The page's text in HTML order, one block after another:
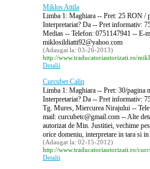
Miklos Attila
Limba 1: Maghiara -- Pret: 25 RON /
Interpretariat? Da -- Pret informativ:
Medias -- Telefon: 0751147941 -- E-
miklosildiatti92@yahoo.com
(Adaugat la: 03-26-2013)
http://www.traducatoriautorizati.ro/
Detalii
Curcubet Calin
Limba 1: Maghiara -- Pret: 30/pagina
Interpretariat? Da -- Pret informativ:
Tg. Mures, Miercurea Nirajului --
mail: curcubetc@gmail.com -- Alte
autorizat de Min. Justitiei, vechime
orice domeniu, interpretare in tara si in
(Adaugat la: 02-15-2012)
http://www.traducatoriautorizati.ro/
Detalii